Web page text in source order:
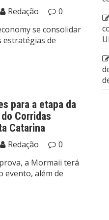
Redação
0
se consolidar
estratégias de
para a etapa da
Corridas
Catarina
Redação
0
a Mormaii terá
evento, além de